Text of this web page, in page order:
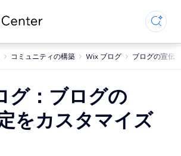
コミュニティの構築 Wix ブログ ブログの宣伝
グ：ブログの
をカスタマイズ